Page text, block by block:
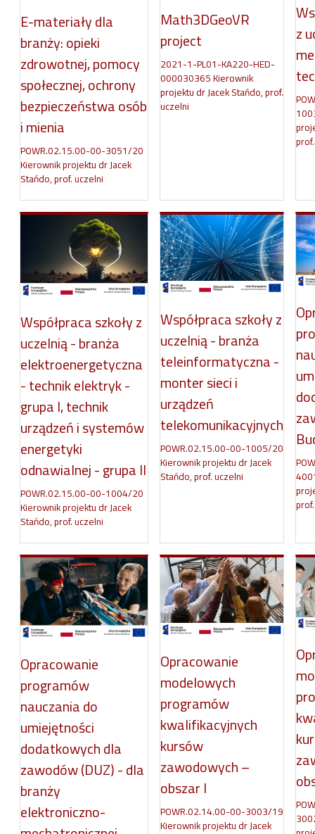
E-materiały dla
branży: opieki
zdrowotnej, pomocy
społecznej, ochrony
bezpieczeństwa osób
i mienia
POWR.02.15.00-00-3051/20
Kierownik projektu dr Jacek
Stańdo, prof. uczelni
Math3DGeoVR
project
2021-1-PL01-KA220-HED-
000030365 Kierownik
projektu dr Jacek Stańdo, prof.
uczelni
z
Współpraca szkoły z
uczelnią - branża
elektroenergetyczna
- technik elektryk -
grupa I, technik
urządzeń i systemów
energetyki
odnawialnej - grupa II
POWR.02.15.00-00-1004/20
Kierownik projektu dr Jacek
Stańdo, prof. uczelni
Współpraca szkoły z
uczelnią - branża
teleinformatyczna -
monter sieci i
urządzeń
telekomunikacyjnych
POWR.02.15.00-00-1005/20
Kierownik projektu dr Jacek
Stańdo, prof. uczelni
Opracowanie
programów
nauczania do
umiejętności
dodatkowych dla
zawodów (DUZ) - dla
branży
elektroniczno-
Opracowanie
modelowych
programów
kwalifikacyjnych
kursów
zawodowych –
obszar I
POWR.02.14.00-00-3003/19
Kierownik projektu dr Jacek